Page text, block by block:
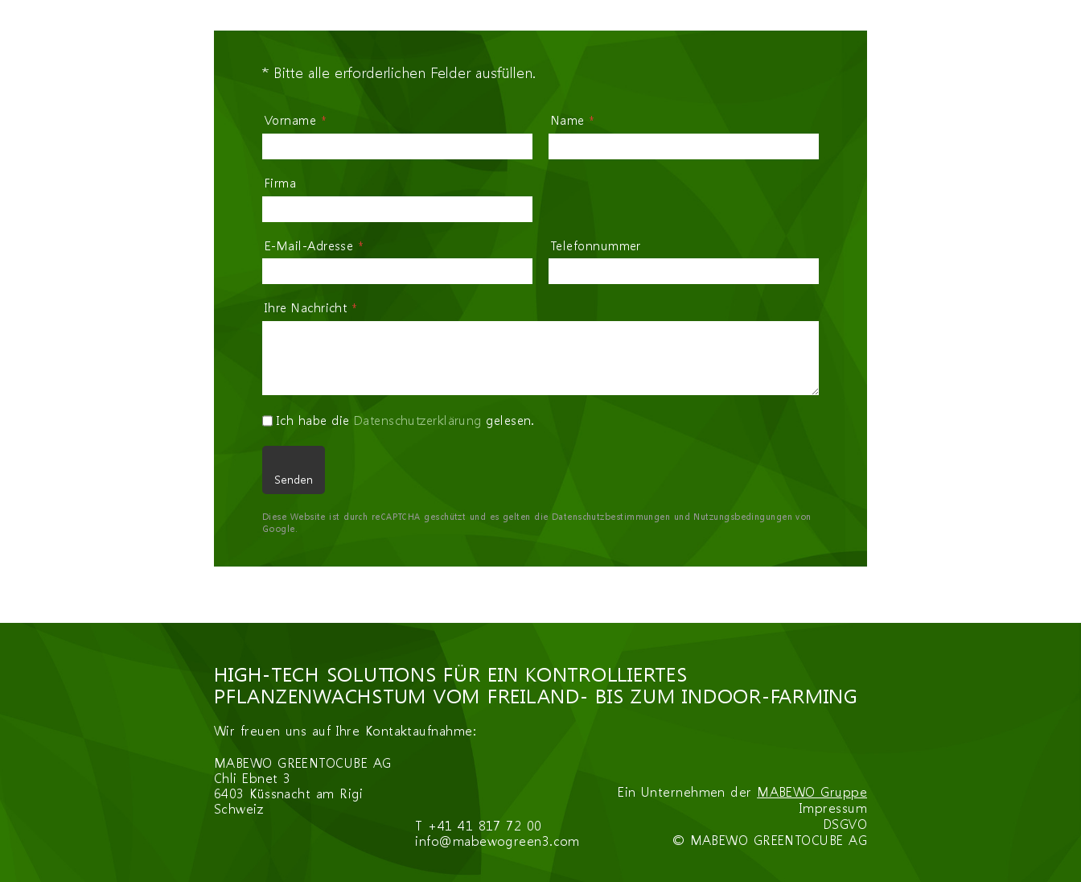
* Bitte alle erforderlichen Felder ausfüllen.
Vorname * Name *
Firma
E-Mail-Adresse * Telefonnummer
Ihre Nachricht *
Policy*
Ich habe die Datenschutzerklärung gelesen.
Senden
reCAPTCHA*
Diese Website ist durch reCAPTCHA geschützt und es gelten die Datenschutzbestimmungen und Nutzungsbedingungen von
Google.
HIGH-TECH SOLUTIONS FÜR EIN KONTROLLIERTES
PFLANZENWACHSTUM VOM FREILAND- BIS ZUM INDOOR-FARMING
Wir freuen uns auf Ihre Kontaktaufnahme:
MABEWO GREENTOCUBE AG
Chli Ebnet 3
6403 Küssnacht am Rigi
Schweiz
T +41 41 817 72 00
info@mabewogreen3.com
Ein Unternehmen der MABEWO Gruppe
Impressum
DSGVO
© MABEWO GREENTOCUBE AG